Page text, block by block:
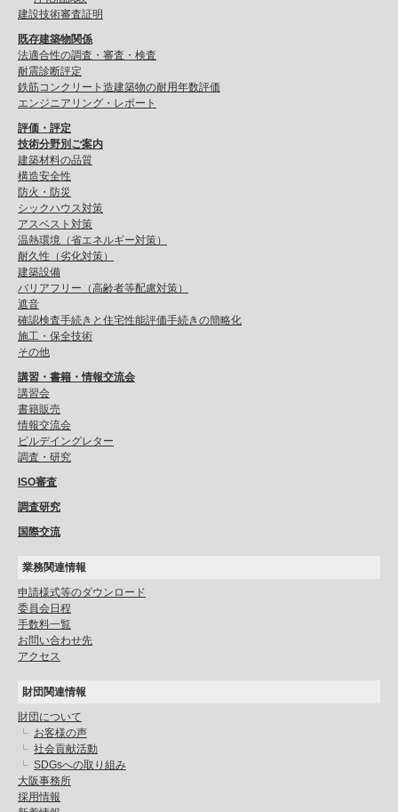
建設技術審査証明
既存建築物関係
法適合性の調査・審査・検査
耐震診断評定
鉄筋コンクリート造建築物の耐用年数評価
エンジニアリング・レポート
評価・評定
技術分野別ご案内
建築材料の品質
構造安全性
防火・防災
シックハウス対策
アスベスト対策
温熱環境（省エネルギー対策）
耐久性（劣化対策）
建築設備
バリアフリー（高齢者等配慮対策）
遮音
確認検査手続きと住宅性能評価手続きの簡略化
施工・保全技術
その他
講習・書籍・情報交流会
講習会
書籍販売
情報交流会
ビルデイングレター
調査・研究
ISO審査
調査研究
国際交流
業務関連情報
申請様式等のダウンロード
委員会日程
手数料一覧
お問い合わせ先
アクセス
財団関連情報
財団について
お客様の声
社会貢献活動
SDGsへの取り組み
大阪事務所
採用情報